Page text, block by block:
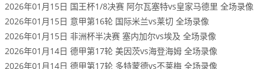
2026年01月15日 国王杯1/8决赛 阿尔瓦塞特vs皇家马德里 全场录像
2026年01月15日 意甲第16轮 国际米兰vs莱切 全场录像
2026年01月15日 非洲杯半决赛 塞内加尔vs埃及 全场录像
2026年01月14日 德甲第17轮 美因茨vs海登海姆 全场录像
2026年01月14日 德甲第17轮 多特蒙德vs不莱梅 全场录像